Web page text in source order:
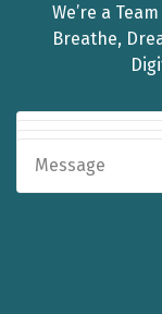
We’re a
Breathe,